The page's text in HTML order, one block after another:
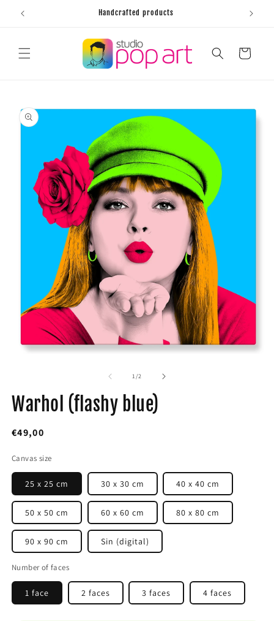
Skip to
content
Handcrafted products
Cart
product
information
modal
1/of2
Warhol (flashy blue)
Regular
€49,00
Canvas size
25 x 25 cm 30 x 30 cm 40 x 40 cm
50 x 50 cm 60 x 60 cm 80 x 80 cm
90 x 90 cm Sin (digital)
Number of faces
1 face 2 faces 3 faces 4 faces